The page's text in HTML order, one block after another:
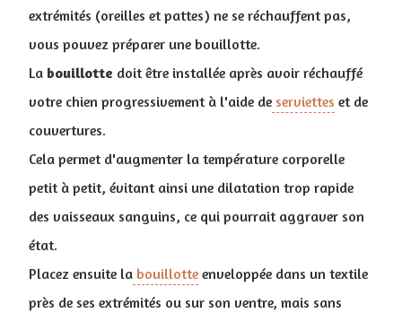
extrémités (oreilles et pattes) ne se réchauffent pas,
vous pouvez préparer une bouillotte.
La bouillotte doit être installée après avoir réchauffé
votre chien progressivement à l'aide de serviettes et de
couvertures.
Cela permet d'augmenter la température corporelle
petit à petit, évitant ainsi une dilatation trop rapide
des vaisseaux sanguins, ce qui pourrait aggraver son
état.
Placez ensuite la bouillotte enveloppée dans un textile
près de ses extrémités ou sur son ventre, mais sans